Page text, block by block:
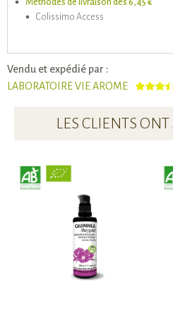
Méthodes de livraison dès 6,45 €
Colissimo Access
Vendu et expédié par :
LABORATOIRE VIE AROME
LES CLIENTS